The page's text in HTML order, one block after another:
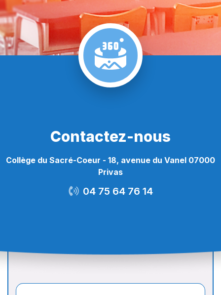
Contactez-nous
Collège du Sacré-Coeur - 18, avenue du Vanel 07000
Privas
04 75 64 76 14